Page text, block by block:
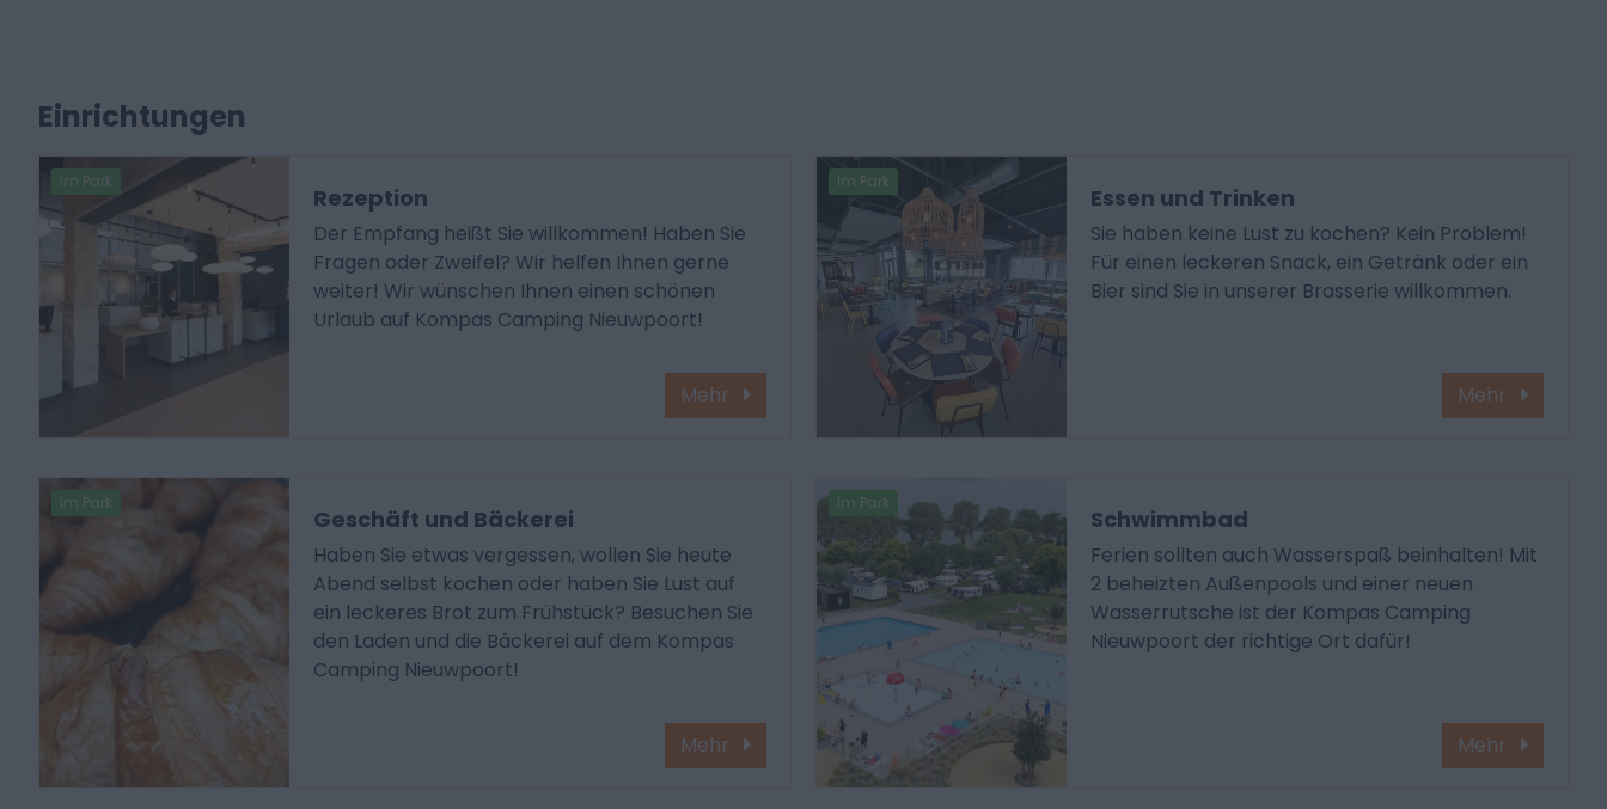
Einrichtungen
Im Park
Rezeption
Der Empfang heißt Sie willkommen! Haben Sie
Fragen oder Zweifel? Wir helfen Ihnen gerne
weiter! Wir wünschen Ihnen einen schönen
Urlaub auf Kompas Camping Nieuwpoort!
Mehr
Im Park
Essen und Trinken
Sie haben keine Lust zu kochen? Kein Problem!
Für einen leckeren Snack, ein Getränk oder ein
Bier sind Sie in unserer Brasserie willkommen.
Mehr
Im Park
Geschäft und Bäckerei
Haben Sie etwas vergessen, wollen Sie heute
Abend selbst kochen oder haben Sie Lust auf
ein leckeres Brot zum Frühstück? Besuchen Sie
den Laden und die Bäckerei auf dem Kompas
Camping Nieuwpoort!
Mehr
Im Park
Schwimmbad
Ferien sollten auch Wasserspaß beinhalten! Mit
2 beheizten Außenpools und einer neuen
Wasserrutsche ist der Kompas Camping
Nieuwpoort der richtige Ort dafür!
Mehr